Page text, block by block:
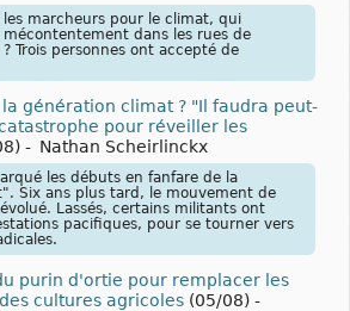
les marcheurs pour le climat, qui
dans les rues de
Trois personnes ont accepté de
la génération climat ? "Il faudra peut-
pour réveiller les
- Nathan Scheirlinckx
les débuts en fanfare de la
Six ans plus tard, le mouvement de
Lassés, certains militants ont
pacifiques, pour se tourner vers
purin d'ortie pour remplacer les
cultures agricoles (05/08) -